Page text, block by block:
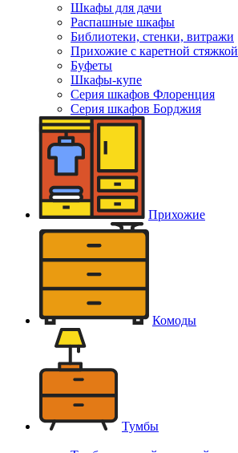
Шкафы для дачи
Распашные шкафы
Библиотеки, стенки, витражи
Прихожие с каретной стяжкой
Буфеты
Шкафы-купе
Серия шкафов Флоренция
Серия шкафов Борджия
Прихожие
Комоды
Тумбы